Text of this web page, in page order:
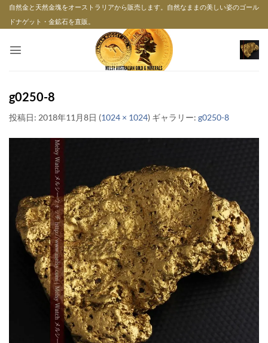
Skip自然金と天然金塊をオーストラリアから販売します。自然なままの美しい姿のゴール
ドナゲット・金鉱石を直販。
g0250-8
投稿日: 2018年11月8日 (1024 × 1024) ギャラリー: g0250-8